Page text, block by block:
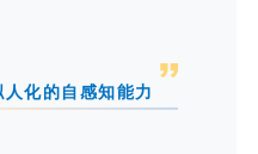
人化的自感知能力